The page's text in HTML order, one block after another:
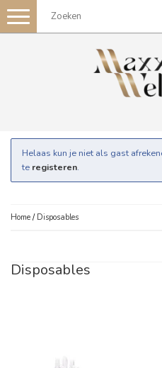
Toggle
navigation
Helaas kun je niet als gast
te registeren.
Home / Disposables
Disposables